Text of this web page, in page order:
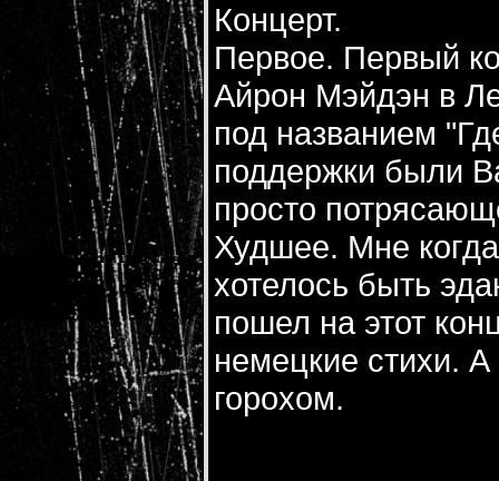
Концерт.
Первое. Первый
Айрон Мэйдэн в
под названием
поддержки были
просто
Худшее. Мне
хотелось быть
пошел на этот
немецкие стихи.
горохом.